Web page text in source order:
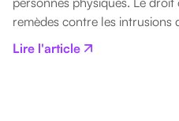
remèdes contre les intrusions
Lire l'article